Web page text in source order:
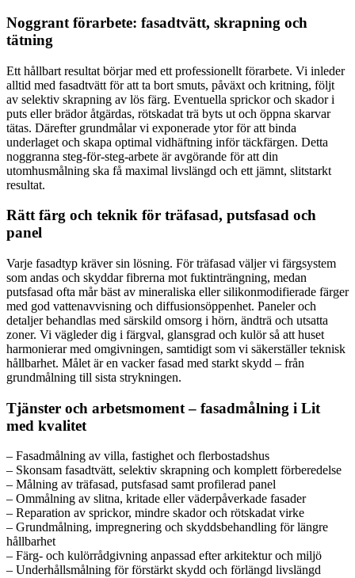
Noggrant förarbete: fasadtvätt, skrapning och
tätning
Ett hållbart resultat börjar med ett professionellt förarbete. Vi inleder
alltid med fasadtvätt för att ta bort smuts, påväxt och kritning, följt
av selektiv skrapning av lös färg. Eventuella sprickor och skador i
puts eller brädor åtgärdas, rötskadat trä byts ut och öppna skarvar
tätas. Därefter grundmålar vi exponerade ytor för att binda
underlaget och skapa optimal vidhäftning inför täckfärgen. Detta
noggranna steg-för-steg-arbete är avgörande för att din
utomhusmålning ska få maximal livslängd och ett jämnt, slitstarkt
resultat.
Rätt färg och teknik för träfasad, putsfasad och
panel
Varje fasadtyp kräver sin lösning. För träfasad väljer vi färgsystem
som andas och skyddar fibrerna mot fuktinträngning, medan
putsfasad ofta mår bäst av mineraliska eller silikonmodifierade färger
med god vattenavvisning och diffusionsöppenhet. Paneler och
detaljer behandlas med särskild omsorg i hörn, ändträ och utsatta
zoner. Vi vägleder dig i färgval, glansgrad och kulör så att huset
harmonierar med omgivningen, samtidigt som vi säkerställer teknisk
hållbarhet. Målet är en vacker fasad med starkt skydd – från
grundmålning till sista strykningen.
Tjänster och arbetsmoment – fasadmålning i Lit
med kvalitet
– Fasadmålning av villa, fastighet och flerbostadshus
– Skonsam fasadtvätt, selektiv skrapning och komplett förberedelse
– Målning av träfasad, putsfasad samt profilerad panel
– Ommålning av slitna, kritade eller väderpåverkade fasader
– Reparation av sprickor, mindre skador och rötskadat virke
– Grundmålning, impregnering och skyddsbehandling för längre
hållbarhet
– Färg- och kulörrådgivning anpassad efter arkitektur och miljö
– Underhållsmålning för förstärkt skydd och förlängd livslängd